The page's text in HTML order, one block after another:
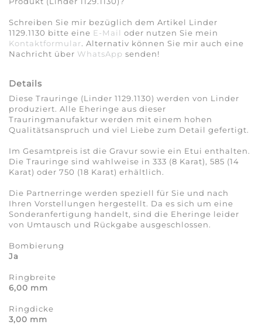
Schreiben Sie mir bezüglich dem Artikel Linder
1129.1130 bitte eine E-Mail oder nutzen Sie mein
Kontaktformular. Alternativ können Sie mir auch eine
Nachricht über WhatsApp senden!
Details
Diese Trauringe (Linder 1129.1130) werden von Linder
produziert. Alle Eheringe aus dieser
Trauringmanufaktur werden mit einem hohen
Qualitätsanspruch und viel Liebe zum Detail gefertigt.
Im Gesamtpreis ist die Gravur sowie ein Etui enthalten.
Die Trauringe sind wahlweise in 333 (8 Karat), 585 (14
Karat) oder 750 (18 Karat) erhältlich.
Die Partnerringe werden speziell für Sie und nach
Ihren Vorstellungen hergestellt. Da es sich um eine
Sonderanfertigung handelt, sind die Eheringe leider
von Umtausch und Rückgabe ausgeschlossen.
Bombierung
Ja
Ringbreite
6,00 mm
Ringdicke
3,00 mm